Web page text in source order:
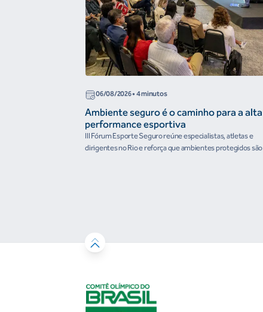
06/08/2026• 4 minutos
Ambiente seguro é o caminho para a alta
performance esportiva
III Fórum Esporte Seguro reúne especialistas, atletas e
dirigentes no Rio e reforça que ambientes protegidos são